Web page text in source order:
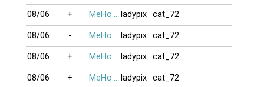
08/06 + MeHonTran ladypix cat_72
08/06 - MeHonTran ladypix cat_72
08/06 + MeHonTran ladypix cat_72
08/06 + MeHonTran ladypix cat_72